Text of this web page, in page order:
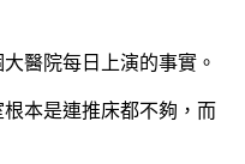
醫院每日上演的事實。
本是連推床都不夠，而